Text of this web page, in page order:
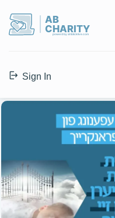
AB
CHARITY
powerd by ahblicklive.com
Sign In